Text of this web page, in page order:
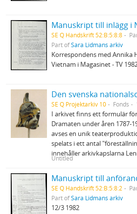
SE Q Handskrift 52:B:5:8:8
Part ofSara Lidmans arkiv
Korrespondens med Annika
Vietnam i Magasinet - TV
Den svenska
SE Q Projektarkiv 10 Fonds
I arkivet finns ett formulär
Dramaten under åren 1787-
avses en unik
spelats i ett antal
innehåller arkivkapslarna
Untitled
SE Q Handskrift 52:B:5:8:2
Part ofSara Lidmans arkiv
12/3 1982